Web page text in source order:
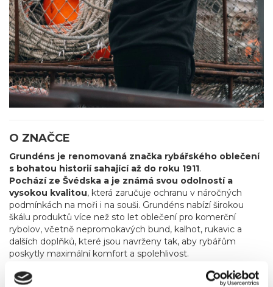
O ZNAČCE
Grundéns je renomovaná značka rybářského oblečení
s bohatou historií sahající až do roku 1911.
Pochází ze Švédska a je známá svou odolností a
vysokou kvalitou, která zaručuje ochranu v náročných
podmínkách na moři i na souši. Grundéns nabízí širokou
škálu produktů více než sto let oblečení pro komerční
rybolov, včetně nepromokavých bund, kalhot, rukavic a
dalších doplňků, které jsou navrženy tak, aby rybářům
poskytly maximální komfort a spolehlivost.
Od roku 2013 začala značka rozšiřovat svou nabídku i
na sportovní rybaření
, reagujíc tak na rostoucí poptávku